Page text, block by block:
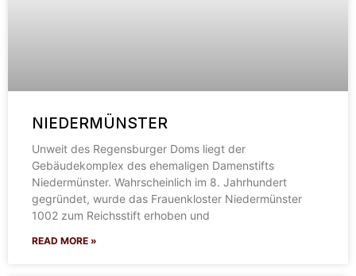
NIEDERMÜNSTER
Unweit des Regensburger Doms liegt der
Gebäudekomplex des ehemaligen Damenstifts
Niedermünster. Wahrscheinlich im 8. Jahrhundert
gegründet, wurde das Frauenkloster Niedermünster
1002 zum Reichsstift erhoben und
READ MORE »